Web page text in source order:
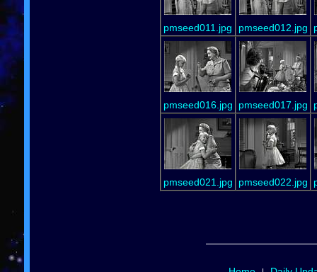
pmseed011.jpg pmseed012.jpg
pmseed016.jpg pmseed017.jpg
pmseed021.jpg pmseed022.jpg